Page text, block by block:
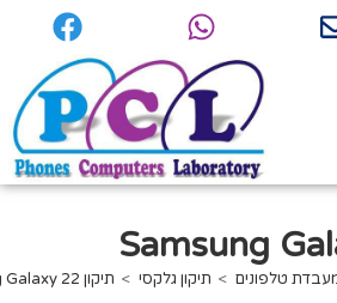
טלפונים > תיקון גלקסי > תיקון Samsung Galaxy 22